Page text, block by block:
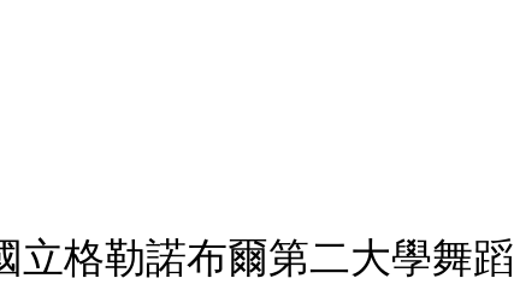
格勒諾布爾第二大學舞蹈